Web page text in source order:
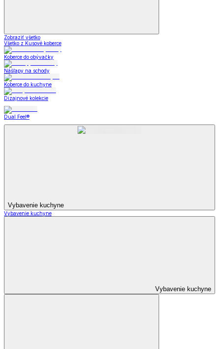
Zobraziť všetko
Všetko z Kusové koberce
Koberce do obývačky
Nášľapy na schody
Koberce do kuchyne
Dizajnové kolekcie
Dual Feel®
Vybavenie kuchyne
Vybavenie kuchyne
Vybavenie kuchyne